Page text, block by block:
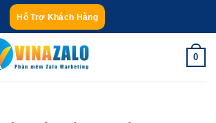
Hỗ Trợ Khách Hàng
0